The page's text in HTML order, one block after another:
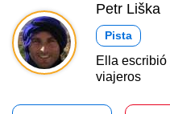
Petr Liška
Pista
Ella escribió
viajeros